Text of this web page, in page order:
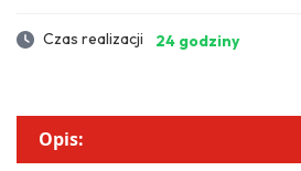
Czas realizacji 24 godziny
Opis: